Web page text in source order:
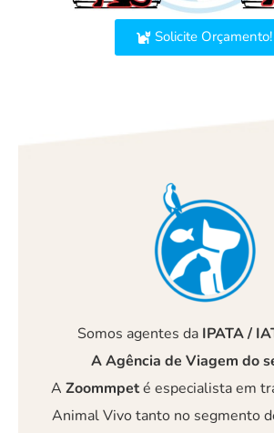
Solicite Orçamento!
Somos agentes da IPATA /
A Agência de Viagem do
A Zoommpeté especialista em
Animal Vivo tanto no segmento